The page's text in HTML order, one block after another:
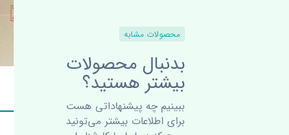
محصولات مشابه
بدنبال محصولات
بیشتر هستید؟
ببینیم چه پیشنهاداتی هست
برای اطلاعات بیشتر می‌تونید